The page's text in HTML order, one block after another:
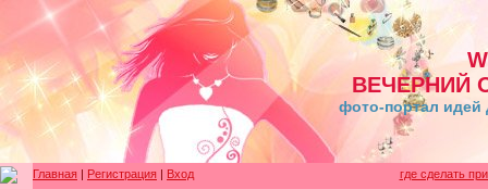
ВЕЧЕРНИЙ
фото-портал идей
Главная | Регистрация | Вход где сделать